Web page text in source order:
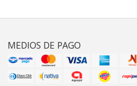
MEDIOS DE PAGO